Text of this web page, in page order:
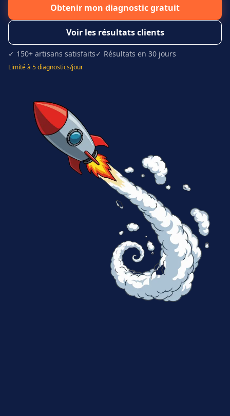
Obtenir mon diagnostic gratuit
Voir les résultats clients
✓ 150+ artisans satisfaits✓ Résultats en 30 jours
Limité à 5 diagnostics/jour